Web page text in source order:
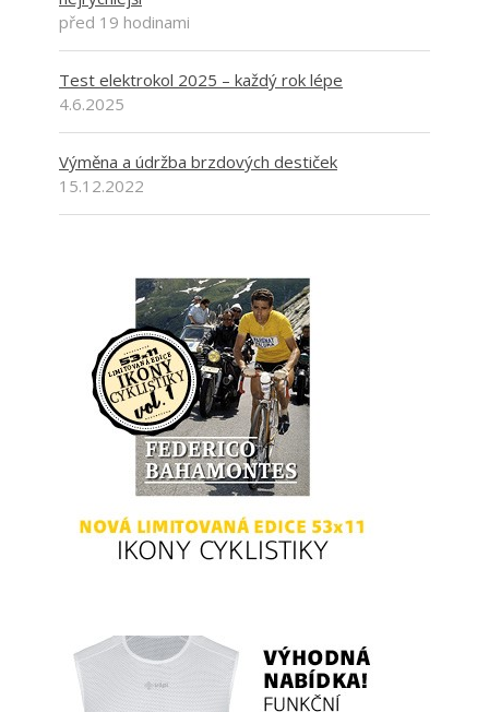
před 19 hodinami
Test elektrokol 2025 – každý rok lépe
4.6.2025
Výměna a údržba brzdových destiček
15.12.2022